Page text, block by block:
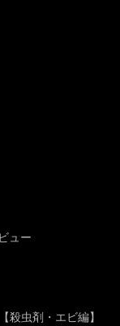
ュー
殺虫剤・エビ編】